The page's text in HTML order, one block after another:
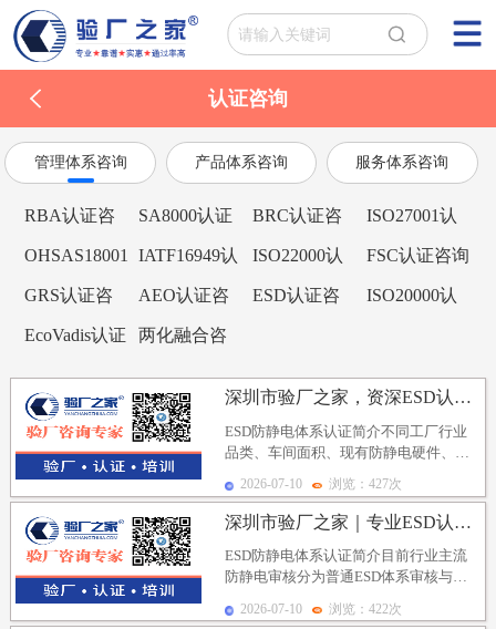
认证咨询
管理体系咨询 产品体系咨询 服务体系咨询
RBA认证咨
询
SA8000认证
咨询
BRC认证咨
询
ISO27001认
证咨询
OHSAS18001
认证咨询
IATF16949认
证咨询
ISO22000认
证咨询
FSC认证咨询
GRS认证咨
询
AEO认证咨
询
ESD认证咨
ISO20000认
EcoVadis认证
两化融合咨
深圳市验厂之家，资深ESD认证辅导机构，一对一定制整...
ESD防静电体系认证简介不同工厂行业
品类、车间面积、现有防静电硬件、客
户审核标准、办证预算均存在明显差
异，直接套用通用标...
2026-07-10 浏览：427次
深圳市验厂之家｜专业ESD认证辅导，精通IECQ与E...
ESD防静电体系认证简介目前行业主流
防静电审核分为普通ESD体系审核与
ESDS20....
2026-07-10 浏览：422次